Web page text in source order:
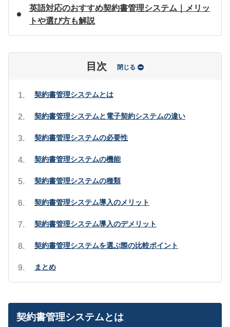
英語対応のおすすめ契約書管理システム｜メリッ
トや選び方も解説
目次 閉じる
契約書管理システムとは
契約書管理システムと電子契約システムの違い
契約書管理システムの必要性
契約書管理システムの機能
契約書管理システムの種類
契約書管理システム導入のメリット
契約書管理システム導入のデメリット
契約書管理システムを選ぶ際の比較ポイント
まとめ
契約書管理システムとは